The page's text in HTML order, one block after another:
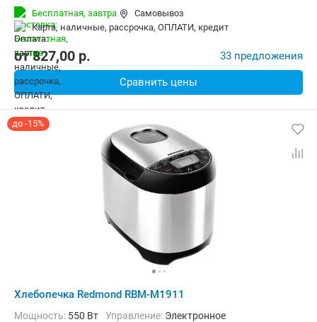
Дополнительные функции:
Материал корпуса:
Пластик
Бесплатная, завтра
Самовывоз
карта, наличные, рассрочка, ОПЛАТИ, кредит
от827,00 p. 33 предложения
Сравнить цены
до -15%
Хлебопечка Redmond RBM-M1911
Мощность: 550 Вт Управление: Электронное